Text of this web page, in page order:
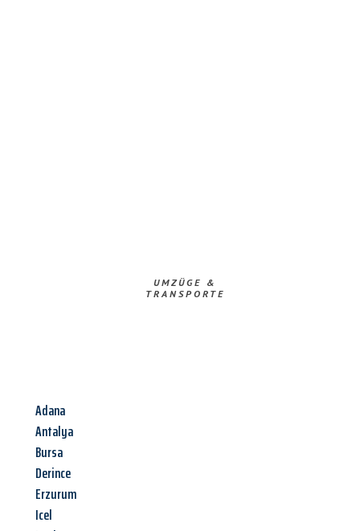
UMZÜGE &
TRANSPORTE
Adana
Antalya
Bursa
Derince
Erzurum
Icel